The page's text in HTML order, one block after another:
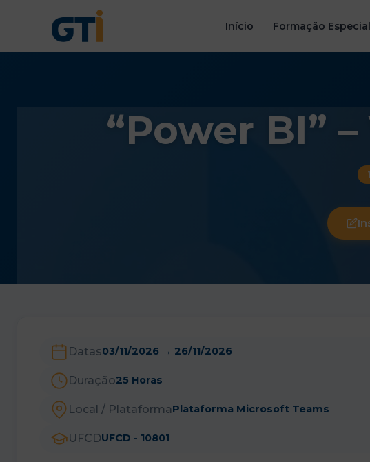
Início Formação
“Power BI”
Datas03/11/2026 → 26/11/2026
Duração25 Horas
Local / PlataformaPlataforma Microsoft Teams
UFCDUFCD - 10801